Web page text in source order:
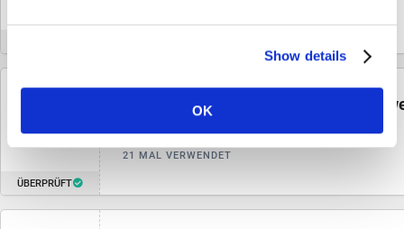
cookies can be found under "Details" in the cookie
Show details
OK
AKTION
ÜBERPRÜFT
Eurowings Angebot: Fliege schon für
21 MAL VERWENDET